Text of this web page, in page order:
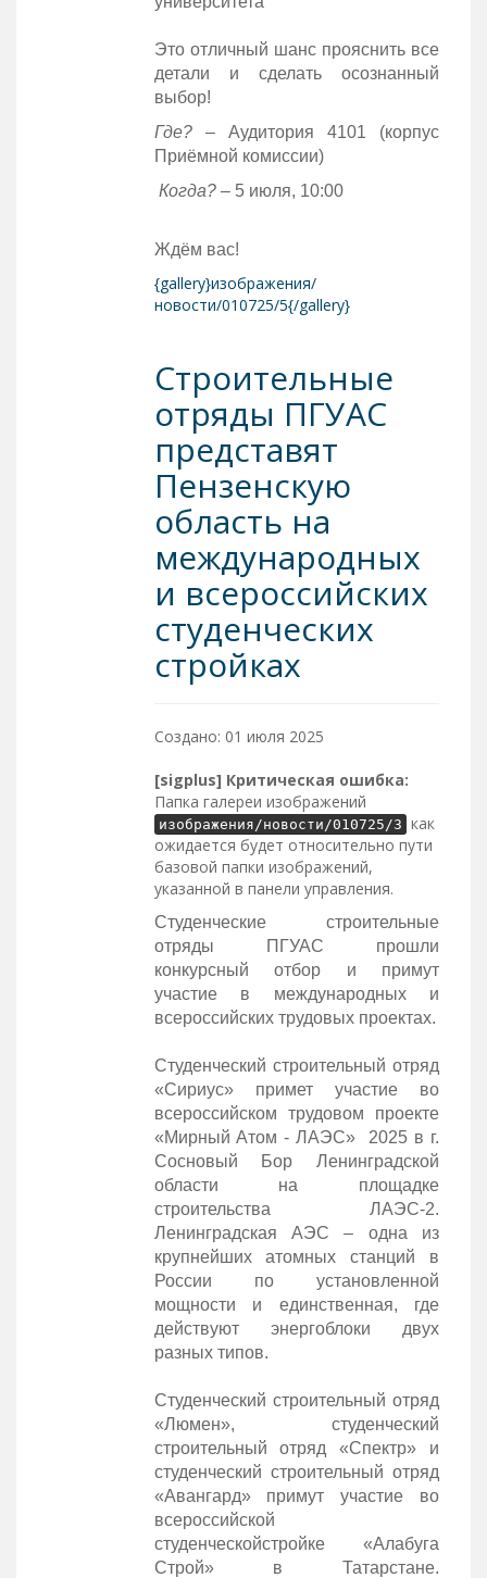
Это отличный шанс прояснить все
детали и сделать осознанный
выбор!
Где? – Аудитория 4101 (корпус
Приёмной комиссии)
Когда?– 5 июля, 10:00
Ждём вас!
{gallery}изображения/
новости/010725/5{/gallery}
Строительные
отряды ПГУАС
представят
Пензенскую
область на
международных
и всероссийских
студенческих
стройках
Создано: 01 июля 2025
[sigplus] Критическая ошибка:
Папка галереи изображений
изображения/новости/010725/3 как
ожидается будет относительно пути
базовой папки изображений,
указанной в панели управления.
Студенческие строительные
отряды ПГУАС прошли
конкурсный отбор и примут
участие в международных и
всероссийских трудовых проектах.
Студенческий строительный отряд
«Сириус» примет участие во
всероссийском трудовом проекте
«Мирный Атом - ЛАЭС» 2025 в г.
Сосновый Бор Ленинградской
области на площадке
строительства ЛАЭС-2.
Ленинградская АЭС – одна из
крупнейших атомных станций в
России по установленной
мощности и единственная, где
действуют энергоблоки двух
разных типов.
Студенческий строительный отряд
«Люмен», студенческий
строительный отряд «Спектр» и
студенческий строительный отряд
«Авангард» примут участие во
всероссийской
студенческойстройке «Алабуга
Строй» в Татарстане.